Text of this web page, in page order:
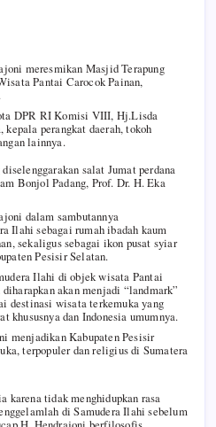
meresmikan Masjid Terapung
Pantai Carocok Painan,
DPR RI Komisi VIII, Hj.Lisda
perangkat daerah, tokoh
lainnya.
salat Jumat perdana
Bonjol Padang, Prof. Dr. H. Eka
dalam sambutannya
Ilahi sebagai rumah ibadah kaum
sekaligus sebagai ikon pusat syiar
Pesisir Selatan.
Ilahi di objek wisata Pantai
akan menjadi “landmark”
destinasi wisata terkemuka yang
khususnya dan Indonesia umumnya.
menjadikan Kabupaten Pesisir
terpopuler dan religius di Sumatera
karena tidak menghidupkan rasa
di Samudera Ilahi sebelum